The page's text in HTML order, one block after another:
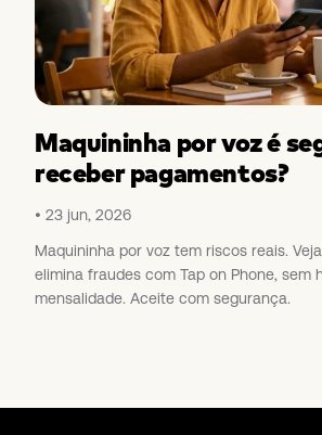
Maquininha por voz é
receber pagamentos?
23 jun, 2026
Maquininha por voz tem riscos reais.
elimina fraudes com Tap on Phone, sem
mensalidade. Aceite com segurança.